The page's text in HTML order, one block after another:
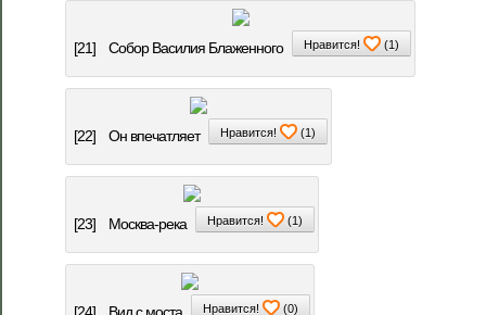
[21] Собор Василия Блаженного Нравится! (1 )
[22] Он впечатляет Нравится! (1 )
[23] Москва-река Нравится! (1 )
Нравится! (0)